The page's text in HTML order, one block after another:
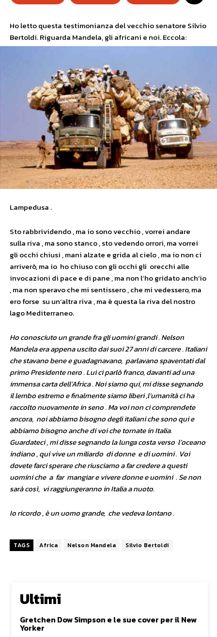
Ho letto questa testimonianza del vecchio senatore Silvio
Bertoldi. Riguarda Mandela, gli africani e noi. Eccola:
Lampedusa .
Sto rabbrividendo , ma io sono vecchio , vorrei andare
sulla riva , ma sono stanco , sto vedendo orrori, ma vorrei
gli occhi chiusi , mani alzate e grida al cielo , ma io non ci
arriverò, ma io ho chiuso con gli occhi gli orecchi alle
invocazioni di pace e di pane , ma non l’ho gridato anch’io
, ma non speravo che mi sentissero , che mi vedessero, ma
ero forse su un’altra riva , ma è questa la riva del nostro
lago Mediterraneo.
Ho conosciuto un grande fra gli uomini grandi . Nelson
Mandela era appena uscito dai suoi 27 anni di carcere . Italiani
che stavano bene e guadagnavano, parlavano spaventati dal
primo Presidente nero . Lui ci parlò franco, davanti ad una
immensa carta dell’Africa . Noi siamo qui, mi disse segnando
il lembo estremo e finalmente siamo liberi ,l’umanità ci ha
raccolto nuovamente in seno . Ma voi non ci comprendete
ancora, noi abbiamo bisogno degli italiani che sono qui e
abbiamo bisogno anche di voi che tornate in Italia.
Guardateci , mi disse segnando la lunga costa verso l’oceano
indiano , qui vive un miliardo di donne e di uomini . Voi
dovete farci sperare che riusciamo a far credere a questi
uomini che a far mangiar e vivere donne e uomini . Se non
sarà così, vi raggiungeranno in Italia a nuoto.
Io ricordo , è un uomo grande, che vedeva lontano .
TAGS Africa Nelson Mandela Silvio Bertoldi
Ultimi
Gretchen Dow Simpson e le sue cover per il New
Yorker